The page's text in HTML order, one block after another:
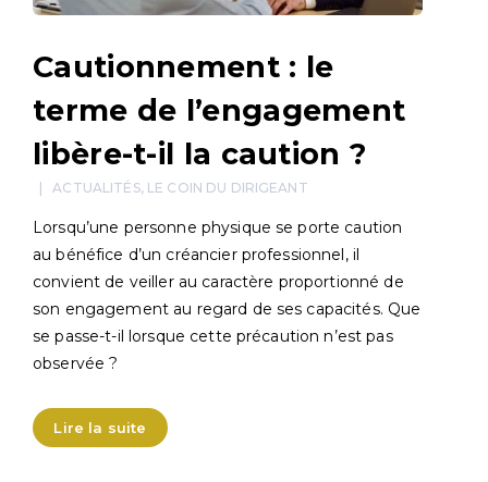
Cautionnement : le
terme de l’engagement
libère-t-il la caution ?
ACTUALITÉS, LE COIN DU DIRIGEANT
Lorsqu’une personne physique se porte caution
au bénéfice d’un créancier professionnel, il
convient de veiller au caractère proportionné de
son engagement au regard de ses capacités. Que
se passe-t-il lorsque cette précaution n’est pas
observée ?
Lire la suite